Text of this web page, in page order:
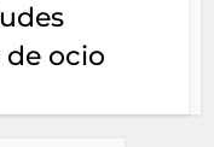
de ocio